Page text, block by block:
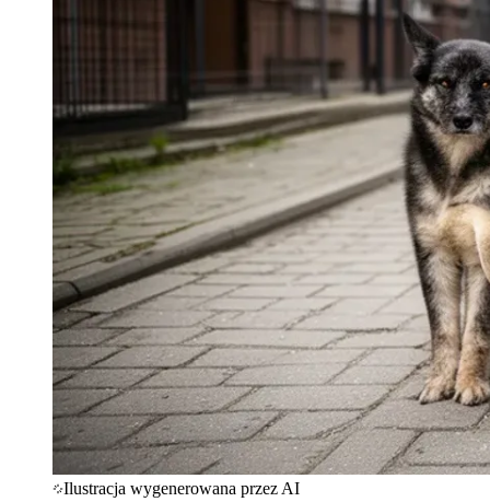
Ilustracja wygenerowana przez AI